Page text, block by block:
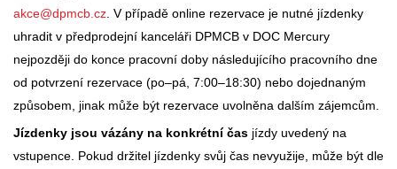
akce@dpmcb.cz . V případě online rezervace je nutné jízdenky
uhradit v předprodejní kanceláři DPMCB v DOC Mercury
nejpozději do konce pracovní doby následujícího pracovního dne
od potvrzení rezervace (po–pá, 7:00–18:30) nebo dojednaným
způsobem, jinak může být rezervace uvolněna dalším zájemcům.
Jízdenky jsou vázány na konkrétní čas jízdy uvedený na
vstupence. Pokud držitel jízdenky svůj čas nevyužije, může být dle